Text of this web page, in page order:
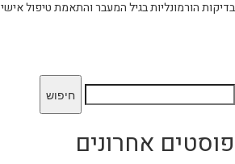
בדיקות הורמונליות בגיל המעבר והתאמת טיפול אישי
חיפוש:
פוסטים אחרונים